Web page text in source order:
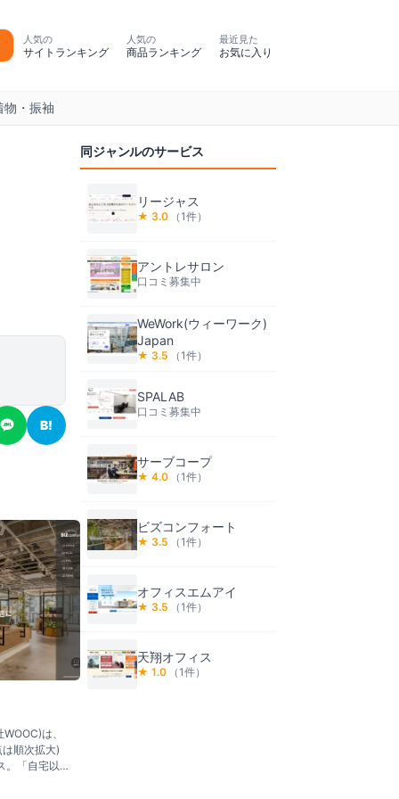
人気の
サイトランキング
人気の
商品ランキング
最近見た
お気に入り
物・振袖
B!
は、
順次拡大)
。「自宅以
プトに24
同ジャンルのサービス
リージャス
★ 3.0 （1件）
アントレサロン
口コミ募集中
WeWork(ウィーワーク)
Japan
★ 3.5 （1件）
SPALAB
口コミ募集中
サーブコープ
★ 4.0 （1件）
ビズコンフォート
★ 3.5 （1件）
オフィスエムアイ
★ 3.5 （1件）
天翔オフィス
★ 1.0 （1件）